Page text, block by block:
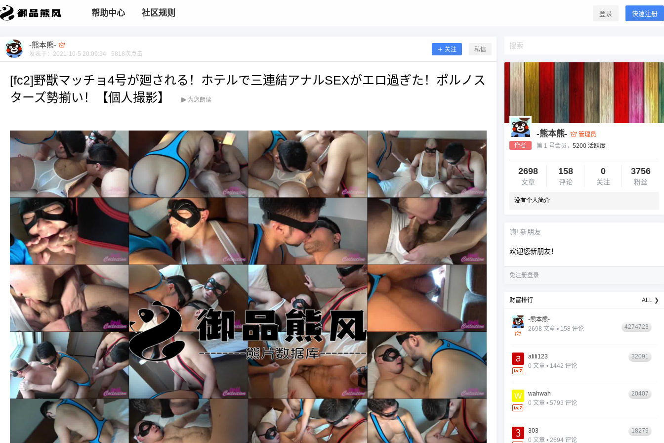
帮助中心 社区规则 登录 快速注册
-熊本熊-
发表于： 2021-10-5 20:09:34 5818次点击
关注 私信
[fc2]野獣マッチョ4号が廻される！ホテルで三連結アナルSEXがエロ過ぎた！ポルノス
ターズ勢揃い！【個人撮影】
为您朗读
作者
-熊本熊-
管理员
第 1 号会员， 5200 活跃度
2698
文章
158
评论
0
关注
3756
粉丝
没有个人简介
嗨! 新朋友
欢迎您新朋友！
免注册登录
财富排行 ALL ❯
-熊本熊-
2698 文章 • 158 评论
4274723
alili123
0 文章 • 1442 评论
32091
wahwah
0 文章 • 5793 评论
20407
303
0 文章 • 2694 评论
18279